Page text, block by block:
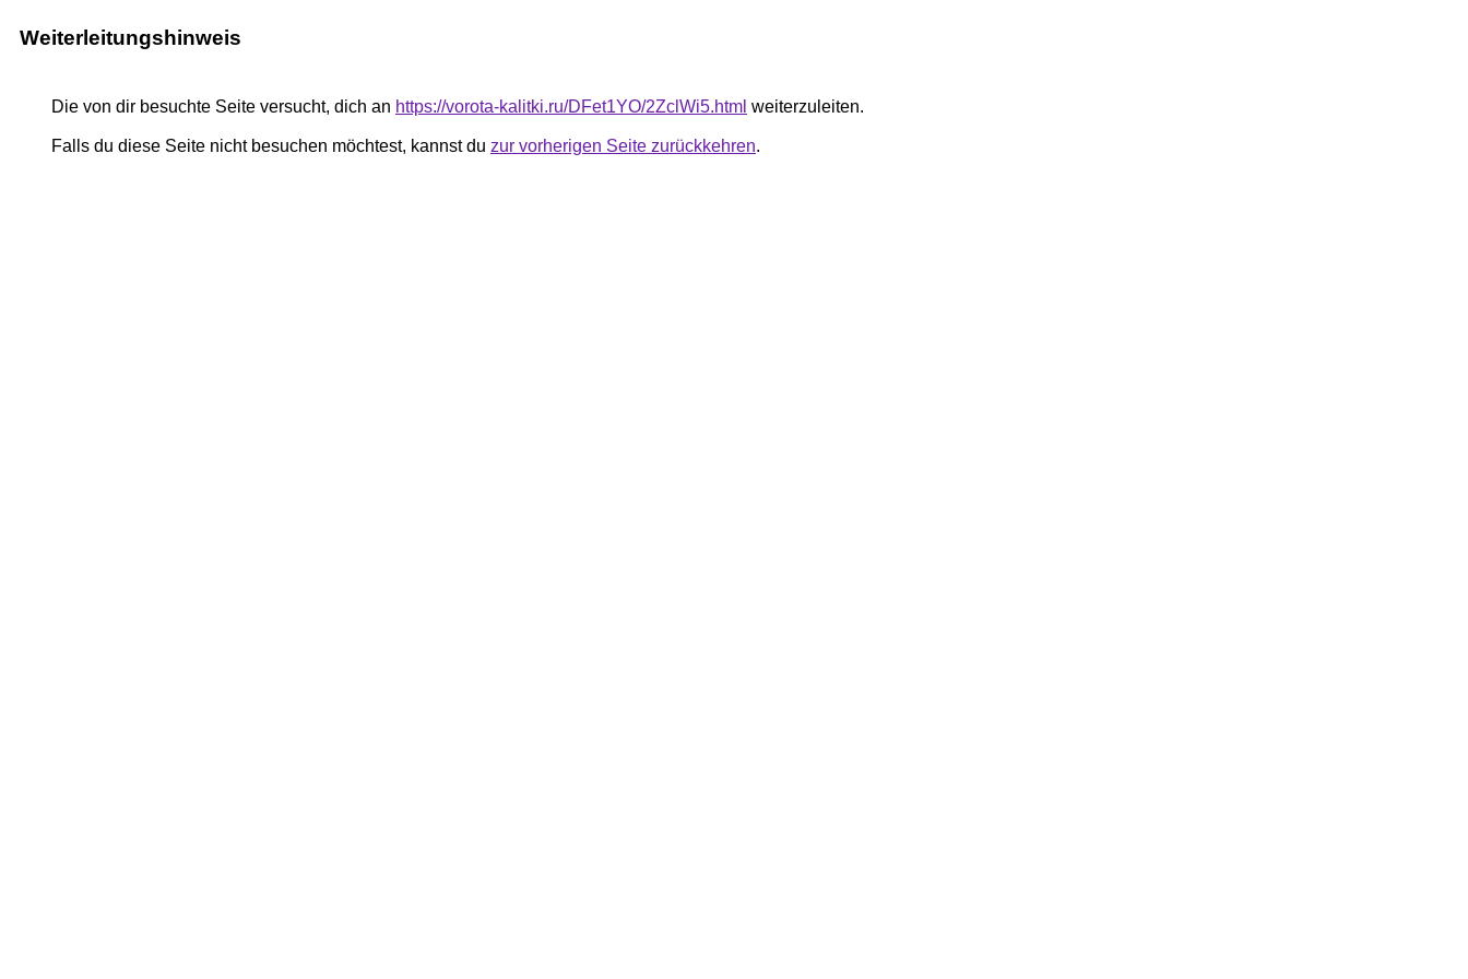
Weiterleitungshinweis
Die von dir besuchte Seite versucht, dich an https://vorota-kalitki.ru/DFet1YO/2ZclWi5.html weiterzuleiten.
Falls du diese Seite nicht besuchen möchtest, kannst du zur vorherigen Seite zurückkehren.